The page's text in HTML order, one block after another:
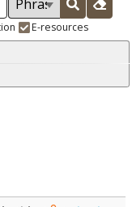
E-resources